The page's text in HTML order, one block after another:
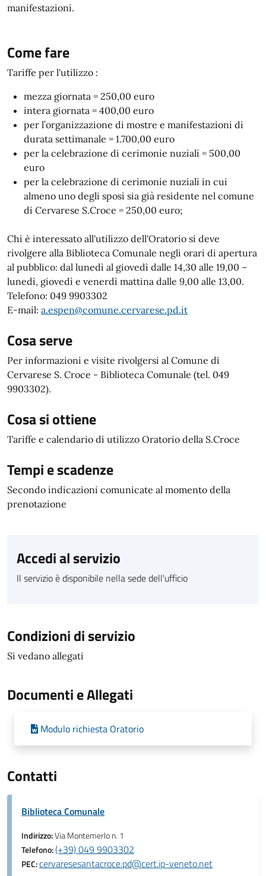
manifestazioni.
Come fare
Tariffe per l'utilizzo :
mezza giornata = 250,00 euro
intera giornata = 400,00 euro
per l’organizzazione di mostre e manifestazioni di
durata settimanale = 1.700,00 euro
per la celebrazione di cerimonie nuziali = 500,00
euro
per la celebrazione di cerimonie nuziali in cui
almeno uno degli sposi sia già residente nel comune
di Cervarese S.Croce = 250,00 euro;
Chi è interessato all'utilizzo dell'Oratorio si deve
rivolgere alla Biblioteca Comunale negli orari di apertura
al pubblico: dal lunedì al giovedì dalle 14,30 alle 19,00 –
lunedì, giovedì e venerdì mattina dalle 9,00 alle 13,00.
Telefono: 049 9903302
E-mail: a.espen@comune.cervarese.pd.it
Cosa serve
Per informazioni e visite rivolgersi al Comune di
Cervarese S. Croce - Biblioteca Comunale (tel. 049
9903302).
Cosa si ottiene
Tariffe e calendario di utilizzo Oratorio della S.Croce
Tempi e scadenze
Secondo indicazioni comunicate al momento della
prenotazione
Accedi al servizio
Il servizio è disponibile nella sede dell'ufficio
Condizioni di servizio
Si vedano allegati
Documenti e Allegati
Modulo richiesta Oratorio
Contatti
Biblioteca Comunale
Indirizzo:Via Montemerlo n. 1
Telefono:(+39) 049 9903302
PEC:cervaresesantacroce.pd@cert.ip-veneto.net